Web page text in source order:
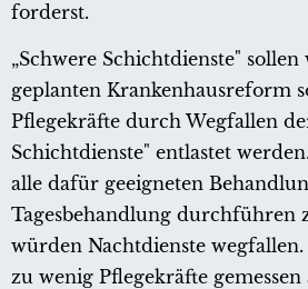
forderst.
„Schwere Schichtdienste"
geplanten Krankenhausreform
Pflegekräfte durch Wegfallen
Schichtdienste" entlastet
alle dafür geeigneten
Tagesbehandlung durchführen
würden Nachtdienste
zu wenig Pflegekräfte gemessen